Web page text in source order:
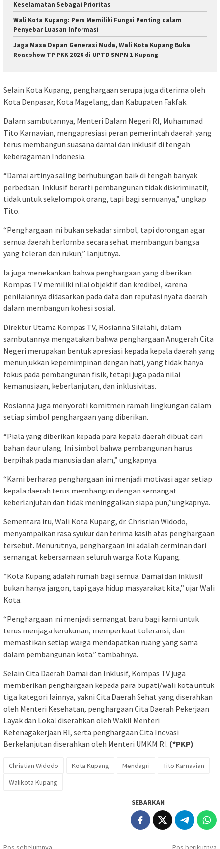
Keselamatan Sebagai Prioritas
Wali Kota Kupang: Pers Memiliki Fungsi Penting dalam
Penyebar Luasan Informasi
Jaga Masa Depan Generasi Muda, Wali Kota Kupang Buka
Roadshow TP PKK 2026 di UPTD SMPN 1 Kupang
Selain Kota Kupang, penghargaan serupa juga diterima oleh
Kota Denpasar, Kota Magelang, dan Kabupaten Fakfak.
Dalam sambutannya, Menteri Dalam Negeri RI, Muhammad
Tito Karnavian, mengapresiasi peran pemerintah daerah yang
terus membangun suasana damai dan inklusif di tengah
keberagaman Indonesia.
“Damai artinya saling berhubungan baik di tengah banyak
perbedaan. Inklusif berarti pembangunan tidak diskriminatif,
tidak untuk sekelompok orang, tapi bagi semuanya,” ungkap
Tito.
“Penghargaan ini bukan sekadar simbol, tapi dorongan agar
semua daerah berlomba secara sehat membangun bangsa
yang toleran dan rukun,” lanjutnya.
Ia juga menekankan bahwa penghargaan yang diberikan
Kompas TV memiliki nilai objektif dan kredibel, karena
penilaiannya didasarkan pada data dan reputasi nyata daerah
dalam membangun kohesi sosial.
Direktur Utama Kompas TV, Rosianna Silalahi, dalam
sambutannya mengatakan bahwa penghargaan Anugerah Cita
Negeri merupakan bentuk apresiasi kepada kepala daerah yang
menunjukkan kepemimpinan dengan hati, yang tidak hanya
fokus pada pembangunan fisik, tetapi juga pada nilai
kemanusiaan, keberlanjutan, dan inklusivitas.
Rosianna juga menyoroti komitmen ramah lingkungan dalam
setiap simbol penghargaan yang diberikan.
“Piala yang diberikan kepada para kepala daerah dibuat dari
bahan daur ulang. Ini simbol bahwa pembangunan harus
berpihak pada manusia dan alam,” ungkapnya.
“Kami berharap penghargaan ini menjadi motivasi agar setiap
kepala daerah terus membangun dengan semangat
keberlanjutan dan tidak meninggalkan siapa pun,”ungkapnya.
Sementara itu, Wali Kota Kupang, dr. Christian Widodo,
menyampaikan rasa syukur dan terima kasih atas penghargaan
tersebut. Menurutnya, penghargaan ini adalah cerminan dari
semangat kebersamaan seluruh warga Kota Kupang.
“Kota Kupang adalah rumah bagi semua. Damai dan inklusif
bukan hanya jargon, tapi gaya hidup masyarakat kita,” ujar Wali
Kota.
“Penghargaan ini menjadi semangat baru bagi kami untuk
terus menjaga kerukunan, memperkuat toleransi, dan
memastikan setiap warga mendapatkan ruang yang sama
dalam pembangunan kota.” tambahnya.
Selain Cita Daerah Damai dan Inklusif, Kompas TV juga
memberikan penghargaan kepada para bupati/wali kota untuk
tiga kategori lainnya, yakni Cita Daerah Sehat yang diserahkan
oleh Menteri Kesehatan, penghargaan Cita Daerah Pekerjaan
Layak dan Lokal diserahkan oleh Wakil Menteri
Ketenagakerjaan RI, serta penghargaan Cita Inovasi
Berkelanjutan diserahkan oleh Menteri UMKM RI. (*PKP)
Christian Widodo Kota Kupang Mendagri
Tito Karnavian
Walikota Kupang
SEBARKAN
Pos sebelumnya
Pos berikutnya